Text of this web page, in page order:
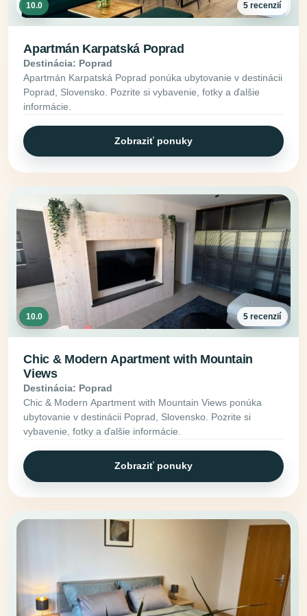
10.0 5 recenzií
Apartmán Karpatská Poprad
Destinácia: Poprad
Apartmán Karpatská Poprad ponúka ubytovanie v destinácii
Poprad, Slovensko. Pozrite si vybavenie, fotky a ďalšie
informácie.
Zobraziť ponuky
10.0 5 recenzií
Chic & Modern Apartment with Mountain
Views
Destinácia: Poprad
Chic & Modern Apartment with Mountain Views ponúka
ubytovanie v destinácii Poprad, Slovensko. Pozrite si
vybavenie, fotky a ďalšie informácie.
Zobraziť ponuky